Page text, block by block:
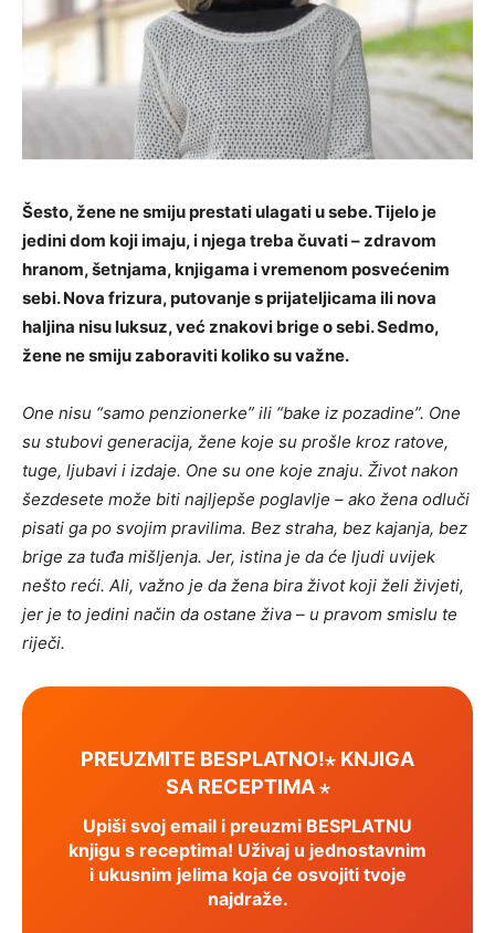
Šesto, žene ne smiju prestati ulagati u sebe. Tijelo je
jedini dom koji imaju, i njega treba čuvati – zdravom
hranom, šetnjama, knjigama i vremenom posvećenim
sebi. Nova frizura, putovanje s prijateljicama ili nova
haljina nisu luksuz, već znakovi brige o sebi. Sedmo,
žene ne smiju zaboraviti koliko su važne.
One nisu “samo penzionerke” ili “bake iz pozadine”. One
su stubovi generacija, žene koje su prošle kroz ratove,
tuge, ljubavi i izdaje. One su one koje znaju. Život nakon
šezdesete može biti najljepše poglavlje – ako žena odluči
pisati ga po svojim pravilima. Bez straha, bez kajanja, bez
brige za tuđa mišljenja. Jer, istina je da će ljudi uvijek
nešto reći. Ali, važno je da žena bira život koji želi živjeti,
jer je to jedini način da ostane živa – u pravom smislu te
riječi.
PREUZMITE BESPLATNO!⋆ KNJIGA
SA RECEPTIMA ⋆
Upiši svoj email i preuzmi BESPLATNU
knjigu s receptima! Uživaj u jednostavnim
i ukusnim jelima koja će osvojiti tvoje
najdraže.